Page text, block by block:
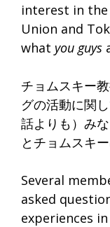
interest in
Union and
what you guys
チョムスキー
グの活動に関
話よりも） み
とチョムスキー
Several
asked
experiences